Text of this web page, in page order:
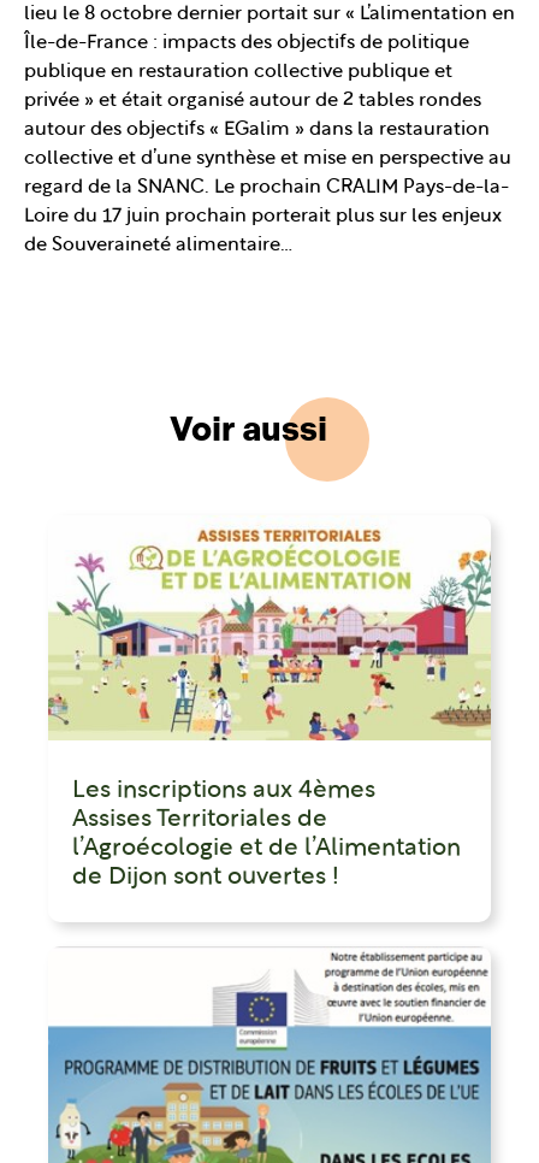
lieu le 8 octobre dernier portait sur « L’alimentation en
Île-de-France : impacts des objectifs de politique
publique en restauration collective publique et
privée » et était organisé autour de 2 tables rondes
autour des objectifs « EGalim » dans la restauration
collective et d’une synthèse et mise en perspective au
regard de la SNANC. Le prochain CRALIM Pays-de-la-
Loire du 17 juin prochain porterait plus sur les enjeux
de Souveraineté alimentaire…
Voir aussi
Les inscriptions aux 4èmes
Assises Territoriales de
l’Agroécologie et de l’Alimentation
de Dijon sont ouvertes !